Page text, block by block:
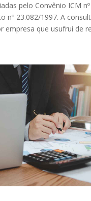
pelo Convênio ICM
nº 23.082/1997. A
empresa que usufrui de